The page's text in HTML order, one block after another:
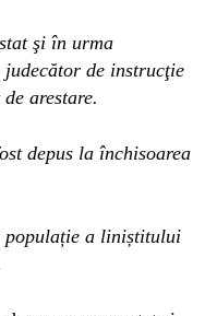
şi în urma
de instrucţie
arestare.
depus la închisoarea
populație a liniștitului